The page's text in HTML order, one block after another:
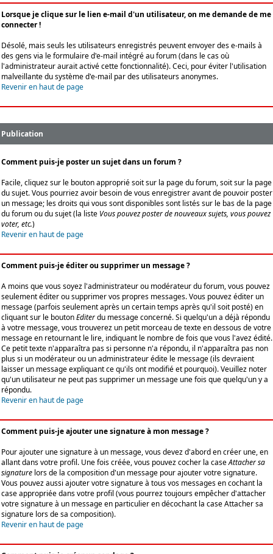
Lorsque je clique sur le lien e-mail d'un utilisateur, on me demande de me
connecter !
Désolé, mais seuls les utilisateurs enregistrés peuvent envoyer des e-mails à
des gens via le formulaire d'e-mail intégré au forum (dans le cas où
l'administrateur aurait activé cette fonctionnalité). Ceci, pour éviter l'utilisation
malveillante du système d'e-mail par des utilisateurs anonymes.
Revenir en haut de page
Publication
Comment puis-je poster un sujet dans un forum ?
Facile, cliquez sur le bouton approprié soit sur la page du forum, soit sur la page
du sujet. Vous pourriez avoir besoin de vous enregistrer avant de pouvoir poster
un message; les droits qui vous sont disponibles sont listés sur le bas de la page
du forum ou du sujet (la liste Vous pouvez poster de nouveaux sujets, vous pouvez
voter, etc.)
Revenir en haut de page
Comment puis-je éditer ou supprimer un message ?
A moins que vous soyez l'administrateur ou modérateur du forum, vous pouvez
seulement éditer ou supprimer vos propres messages. Vous pouvez éditer un
message (parfois seulement après un certain temps après qu'il soit posté) en
cliquant sur le boutonEditerdu message concerné. Si quelqu'un a déjà répondu
à votre message, vous trouverez un petit morceau de texte en dessous de votre
message en retournant le lire, indiquant le nombre de fois que vous l'avez édité.
Ce petit texte n'apparaîtra pas si personne n'a répondu, il n'apparaîtra pas non
plus si un modérateur ou un administrateur édite le message (ils devraient
laisser un message expliquant ce qu'ils ont modifié et pourquoi). Veuillez noter
qu'un utilisateur ne peut pas supprimer un message une fois que quelqu'un y a
répondu.
Revenir en haut de page
Comment puis-je ajouter une signature à mon message ?
Pour ajouter une signature à un message, vous devez d'abord en créer une, en
allant dans votre profil. Une fois créée, vous pouvez cocher la caseAttacher sa
signature lors de la composition d'un message pour ajouter votre signature.
Vous pouvez aussi ajouter votre signature à tous vos messages en cochant la
case appropriée dans votre profil (vous pourrez toujours empêcher d'attacher
votre signature à un message en particulier en décochant la case Attacher sa
signature lors de sa composition).
Revenir en haut de page